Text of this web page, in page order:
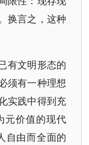
换言之，这种
有文明形态的
须有一种理想
实践中得到充
元价值的现代
自由而全面的